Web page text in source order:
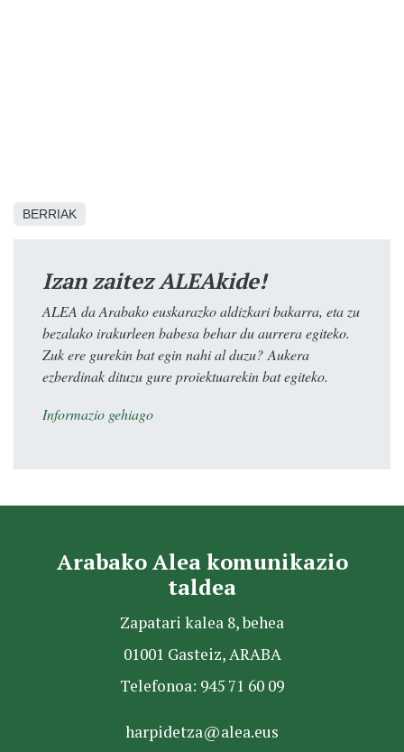
BERRIAK
Izan zaitez ALEAkide!
ALEA da Arabako euskarazko aldizkari bakarra, eta zu
bezalako irakurleen babesa behar du aurrera egiteko.
Zuk ere gurekin bat egin nahi al duzu? Aukera
ezberdinak dituzu gure proiektuarekin bat egiteko.
Informazio gehiago
Arabako Alea komunikazio
taldea
Zapatari kalea 8, behea
01001 Gasteiz, ARABA
Telefonoa: 945 71 60 09
harpidetza@alea.eus